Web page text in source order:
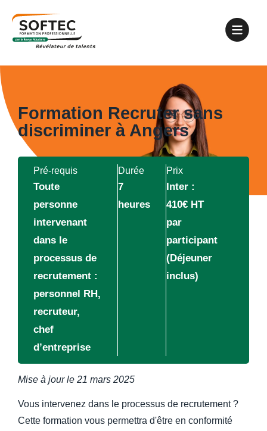
Formation Recruter sans
discriminer à Angers
Pré-requis
Toute
personne
intervenant
dans le
processus de
recrutement :
personnel RH,
recruteur,
chef
d’entreprise
Durée
7
heures
Prix
Inter :
410€ HT
par
participant
(Déjeuner
inclus)
Mise à jour le 21 mars 2025
Vous intervenez dans le processus de recrutement ?
Cette formation vous permettra d'être en conformité